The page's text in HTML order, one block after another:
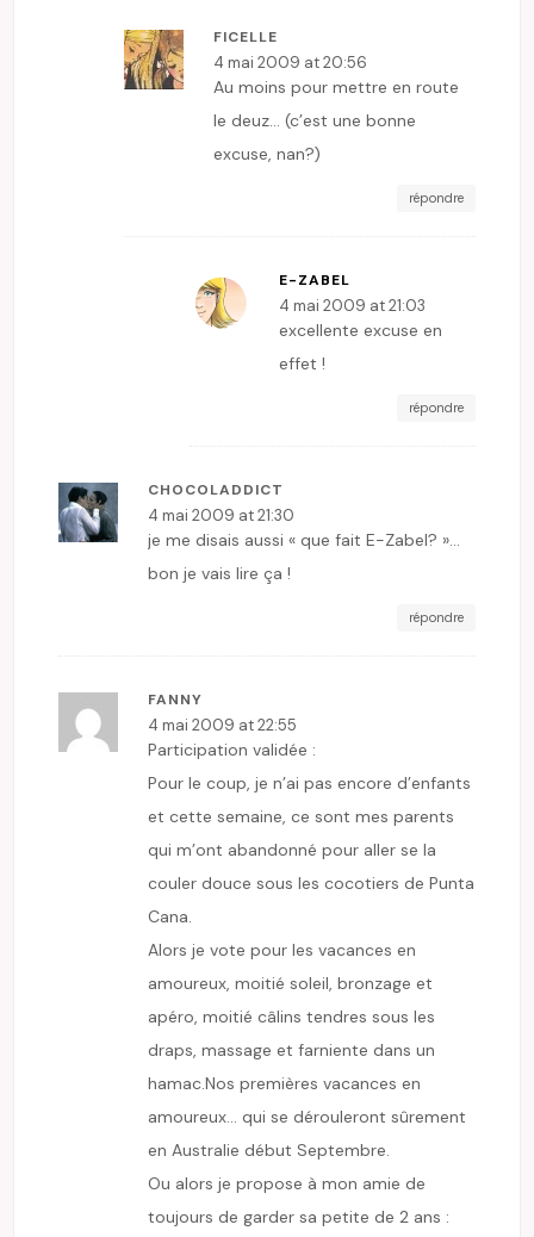
FICELLE
4 mai 2009 at 20:56
Au moins pour mettre en route
le deuz… (c’est une bonne
excuse, nan?)
répondre
E-ZABEL
4 mai 2009 at 21:03
excellente excuse en
effet !
répondre
CHOCOLADDICT
4 mai 2009 at 21:30
je me disais aussi « que fait E-Zabel? »…
bon je vais lire ça !
répondre
FANNY
4 mai 2009 at 22:55
Participation validée :
Pour le coup, je n’ai pas encore d’enfants
et cette semaine, ce sont mes parents
qui m’ont abandonné pour aller se la
couler douce sous les cocotiers de Punta
Cana.
Alors je vote pour les vacances en
amoureux, moitié soleil, bronzage et
apéro, moitié câlins tendres sous les
draps, massage et farniente dans un
hamac.Nos premières vacances en
amoureux… qui se dérouleront sûrement
en Australie début Septembre.
Ou alors je propose à mon amie de
toujours de garder sa petite de 2 ans :